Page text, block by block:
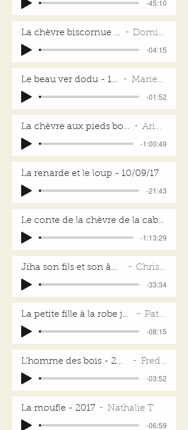
-45:10
La chèvre biscornue - 03/12/17 Dominique
-04:15
Le beau ver dodu - 14/05/17 MarieO- C
-01:52
La chèvre aux pieds bouclés - 09/10/17 Ariane - V
-1:00:49
La renarde et le loup - 10/09/17
-21:43
Le conte de la chèvre de la cabane du Galoupet - 09/10/17
-1:13:29
Jiha son fils et son âne - 01/10/17 Christine B
-33:34
La petite fille à la robe jaune - 03/10/17 Patrick D
-08:15
L'homme des bois - 2017 Fred L
-03:52
La moufle - 2017 Nathalie T
-06:59